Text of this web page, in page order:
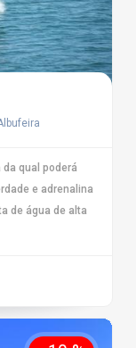
qual poderá
e adrenalina
de água de alta